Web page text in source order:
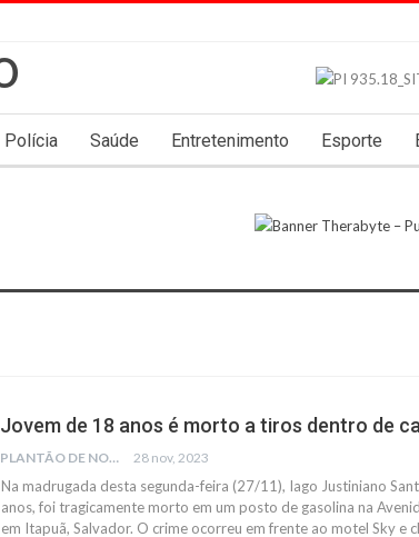
Polícia Saúde Entretenimento Esporte
Jovem de 18 anos é morto a tiros dentro de
PLANTÃO DE NOTÍCIAS 28 nov, 2023
Na madrugada desta segunda-feira (27/11), Iago Justiniano
anos, foi tragicamente morto em um posto de gasolina na
em Itapuã, Salvador. O crime ocorreu em frente ao motel Sky e